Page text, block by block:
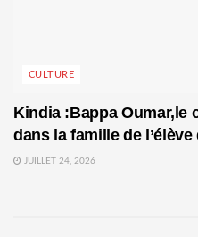
CULTURE
Kindia :Bappa Oumar,le
dans la famille de
JUILLET 24, 2026